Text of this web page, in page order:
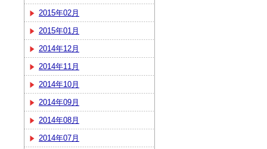
2015年02月
2015年01月
2014年12月
2014年11月
2014年10月
2014年09月
2014年08月
2014年07月